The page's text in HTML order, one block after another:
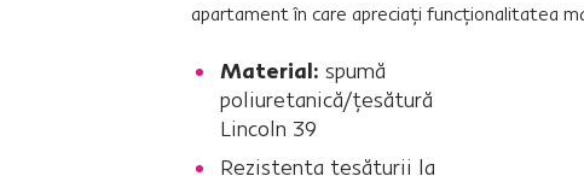
apartament în care apreciaţi funcţionalitatea
Material: spumă
poliuretanică/ţesătură
Lincoln 39
Rezistenţa ţesăturii la